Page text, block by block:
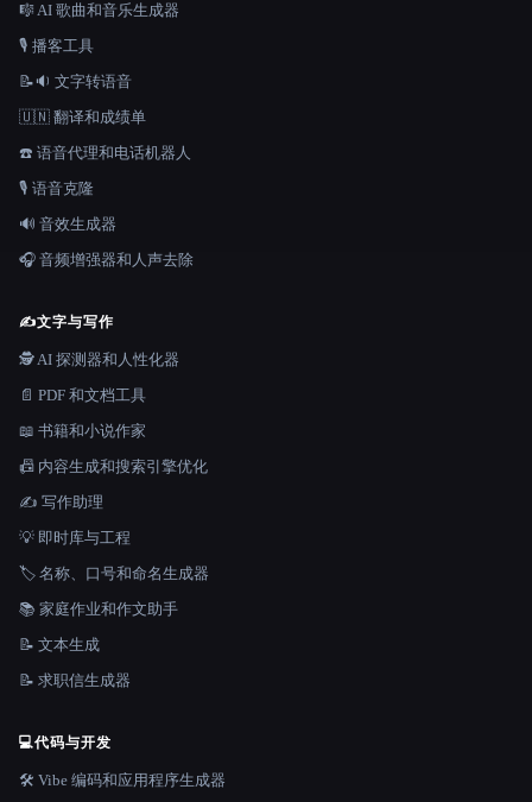
🎼 AI 歌曲和音乐生成器
🎙️ 播客工具
📝🔉 文字转语音
🇺🇳 翻译和成绩单
☎️ 语音代理和电话机器人
🎙️ 语音克隆
🔊 音效生成器
🎧 音频增强器和人声去除
✍️文字与写作
🕵️ AI 探测器和人性化器
📄 PDF 和文档工具
📖 书籍和小说作家
📠 内容生成和搜索引擎优化
✍️ 写作助理
💡 即时库与工程
🏷️ 名称、口号和命名生成器
📚 家庭作业和作文助手
📝 文本生成
📝 求职信生成器
💻代码与开发
🛠️ Vibe 编码和应用程序生成器